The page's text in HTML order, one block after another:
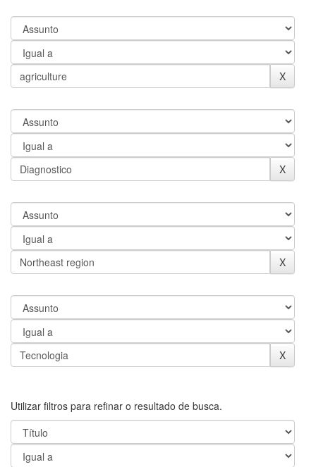
Utilizar filtros para refinar o resultado de busca.